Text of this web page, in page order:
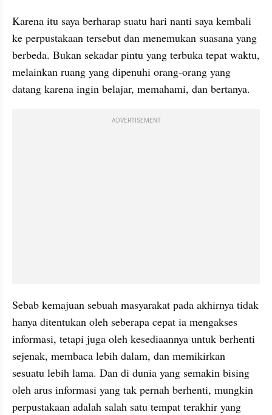
Karena itu saya berharap suatu hari nanti saya kembali
ke perpustakaan tersebut dan menemukan suasana yang
berbeda. Bukan sekadar pintu yang terbuka tepat waktu,
melainkan ruang yang dipenuhi orang-orang yang
datang karena ingin belajar, memahami, dan bertanya.
ADVERTISEMENT
Sebab kemajuan sebuah masyarakat pada akhirnya tidak
hanya ditentukan oleh seberapa cepat ia mengakses
informasi, tetapi juga oleh kesediaannya untuk berhenti
sejenak, membaca lebih dalam, dan memikirkan
sesuatu lebih lama. Dan di dunia yang semakin bising
oleh arus informasi yang tak pernah berhenti, mungkin
perpustakaan adalah salah satu tempat terakhir yang